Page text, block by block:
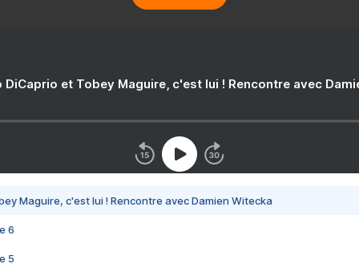
DiCaprio et Tobey Maguire, c'est lui ! Rencontre avec
Maguire, c'est lui ! Rencontre avec Damien Witecka
6
5